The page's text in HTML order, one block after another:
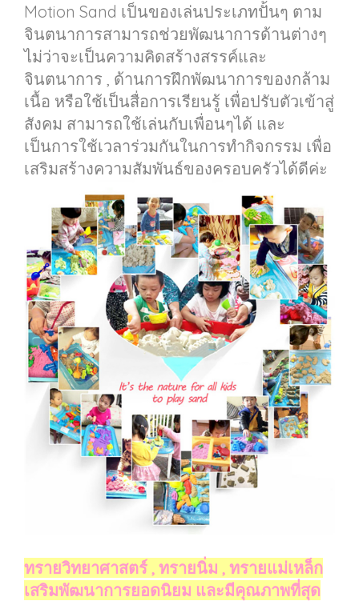
Motion Sand เป็นของเล่นประเภทปั้นๆ ตาม
จินตนาการสามารถช่วยพัฒนาการด้านต่างๆ
ไม่ว่าจะเป็นความคิดสร้างสรรค์และ
จินตนาการ , ด้านการฝึกพัฒนาการของกล้าม
เนื้อ หรือใช้เป็นสื่อการเรียนรู้ เพื่อปรับตัวเข้าสู่
สังคม สามารถใช้เล่นกับเพื่อนๆได้ และ
เป็นการใช้เวลาร่วมกันในการทำกิจกรรม เพื่อ
เสริมสร้างความสัมพันธ์ของครอบครัวได้ดีค่ะ
ทรายวิทยาศาสตร์ , ทรายนิ่ม , ทรายแม่เหล็ก
เสริมพัฒนาการยอดนิยม และมีคุณภาพที่สุด